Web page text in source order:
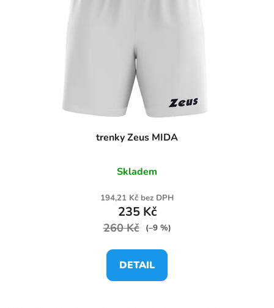
trenky Zeus MIDA
Skladem
194,21 Kč bez DPH
235 Kč
260 Kč (–9 %)
DETAIL